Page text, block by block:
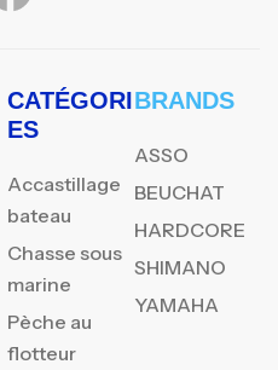
CATÉGORI
ES
Accastillage
bateau
Chasse sous
marine
Pèche au
flotteur
BRANDS
ASSO
BEUCHAT
HARDCORE
SHIMANO
YAMAHA